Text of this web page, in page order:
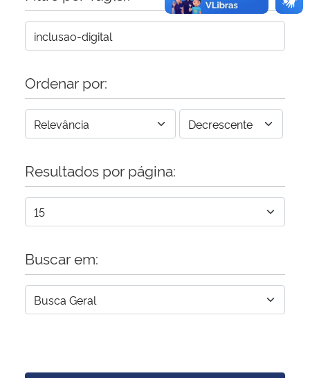
Ordenar por:
Resultados por página:
Buscar em: